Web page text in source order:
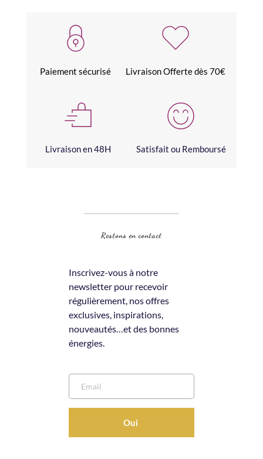
Paiement sécurisé Livraison Offerte dès 70€
Livraison en 48H Satisfait ou Remboursé
Restons en contact
Inscrivez-vous à notre
newsletter pour recevoir
régulièrement, nos offres
exclusives, inspirations,
nouveautés…et des bonnes
énergies.
Oui